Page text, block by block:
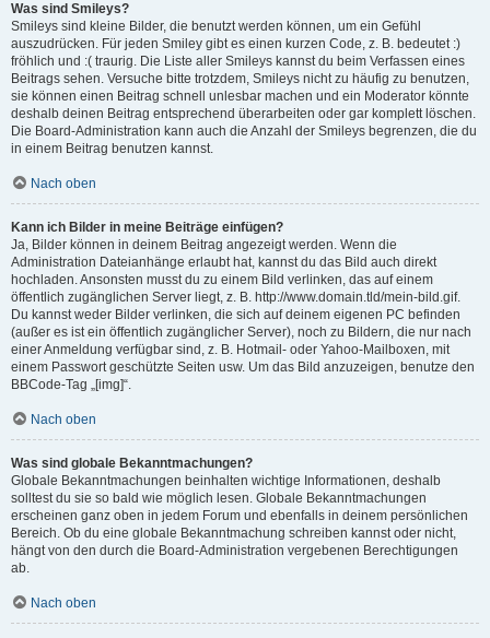
Was sind Smileys?
Smileys sind kleine Bilder, die benutzt werden können, um ein Gefühl
auszudrücken. Für jeden Smiley gibt es einen kurzen Code, z. B. bedeutet :)
fröhlich und :( traurig. Die Liste aller Smileys kannst du beim Verfassen eines
Beitrags sehen. Versuche bitte trotzdem, Smileys nicht zu häufig zu benutzen,
sie können einen Beitrag schnell unlesbar machen und ein Moderator könnte
deshalb deinen Beitrag entsprechend überarbeiten oder gar komplett löschen.
Die Board-Administration kann auch die Anzahl der Smileys begrenzen, die du
in einem Beitrag benutzen kannst.
Nach oben
Kann ich Bilder in meine Beiträge einfügen?
Ja, Bilder können in deinem Beitrag angezeigt werden. Wenn die
Administration Dateianhänge erlaubt hat, kannst du das Bild auch direkt
hochladen. Ansonsten musst du zu einem Bild verlinken, das auf einem
öffentlich zugänglichen Server liegt, z. B. http://www.domain.tld/mein-bild.gif.
Du kannst weder Bilder verlinken, die sich auf deinem eigenen PC befinden
(außer es ist ein öffentlich zugänglicher Server), noch zu Bildern, die nur nach
einer Anmeldung verfügbar sind, z. B. Hotmail- oder Yahoo-Mailboxen, mit
einem Passwort geschützte Seiten usw. Um das Bild anzuzeigen, benutze den
BBCode-Tag „[img]“.
Nach oben
Was sind globale Bekanntmachungen?
Globale Bekanntmachungen beinhalten wichtige Informationen, deshalb
solltest du sie so bald wie möglich lesen. Globale Bekanntmachungen
erscheinen ganz oben in jedem Forum und ebenfalls in deinem persönlichen
Bereich. Ob du eine globale Bekanntmachung schreiben kannst oder nicht,
hängt von den durch die Board-Administration vergebenen Berechtigungen
ab.
Nach oben